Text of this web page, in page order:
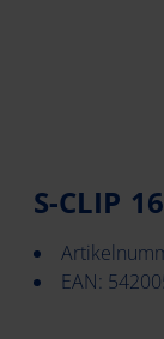
S-CLIP
EAN: